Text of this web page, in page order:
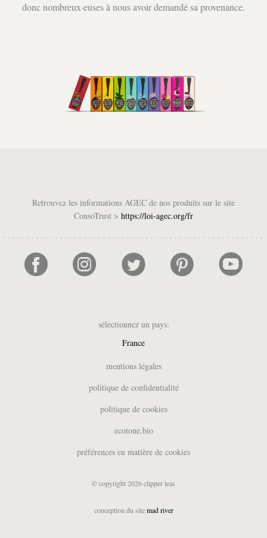
donc nombreux·euses à nous avoir demandé sa provenance.
Retrouvez les informations AGEC de nos produits sur le site
ConsoTrust > https://loi-agec.org/fr
sélectionnez un pays:
France
Belgique (FR)
Deutschland
España
USA
mentions légales
politique de confidentialité
politique de cookies
ecotone.bio
préférences en matière de cookies
© copyright 2026 clipper teas
conception du sitemad river